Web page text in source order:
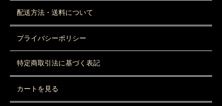
配送方法・送料について
プライバシーポリシー
特定商取引法に基づく表記
カートを見る